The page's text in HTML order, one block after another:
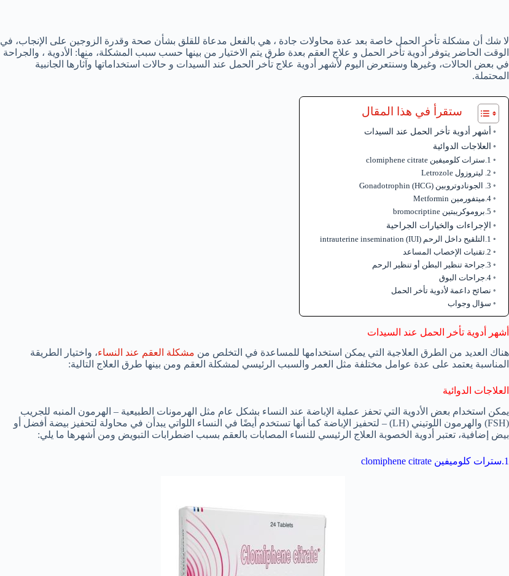
لا شك أن مشكلة تأخر الحمل خاصة بعد عدة محاولات جادة ، هي بالفعل مدعاة للقلق بشأن صحة وقدرة الزوجين على الإنجاب، في
الوقت الحاضر يتوفر أدوية تأخر الحمل و علاج العقم بعدة طرق يتم الاختيار من بينها حسب سبب المشكلة، منها: الأدوية ، والجراحة
في بعض الحالات، وغيرها وسنتعرض اليوم لأشهر أدوية علاج تأخر الحمل عند السيدات و حالات استخداماتها وآثارها الجانبية
المحتملة.
ستقرأ في هذا المقال
أشهر أدوية تأخر الحمل عند السيدات
العلاجات الدوائية
1.سترات كلوميفين clomiphene citrate
2. ليتروزول Letrozole
3. الجونادوتروبين (HCG) Gonadotrophin
4.ميتفورمين Metformin
5.بروموكريبتين bromocriptine
الإجراءات والخيارات الجراحية
1.التلقيح داخل الرحم (IUI) intrauterine insemination
2.تقنيات الإخصاب المساعد
3.جراحة تنظير البطن أو تنظير الرحم
4.جراحات البوق
نصائح داعمة لأدوية تأخر الحمل
سؤال وجواب
أشهر أدوية تأخر الحمل عند السيدات
هناك العديد من الطرق العلاجية التي يمكن استخدامها للمساعدة في التخلص من مشكلة العقم عند النساء، واختيار الطريقة
المناسبة يعتمد على عدة عوامل مختلفة مثل العمر والسبب الرئيسي لمشكلة العقم ومن بينها طرق العلاج التالية:
العلاجات الدوائية
يمكن استخدام بعض الأدوية التي تحفز عملية الإباضة عند النساء بشكل عام مثل الهرمونات الطبيعية – الهرمون المنبه للجريب
(FSH) والهرمون اللوتيني (LH) – لتحفيز الإباضة كما أنها تستخدم أيضًا في النساء اللواتي يبدأن في محاولة لتحفيز بيضة أفضل أو
بيض إضافية، تعتبر أدوية الخصوبة العلاج الرئيسي للنساء المصابات بالعقم بسبب اضطرابات التبويض ومن أشهرها ما يلي:
1.سترات كلوميفين clomiphene citrate